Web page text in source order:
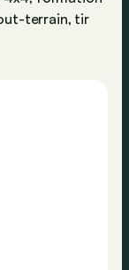
terrain, tir